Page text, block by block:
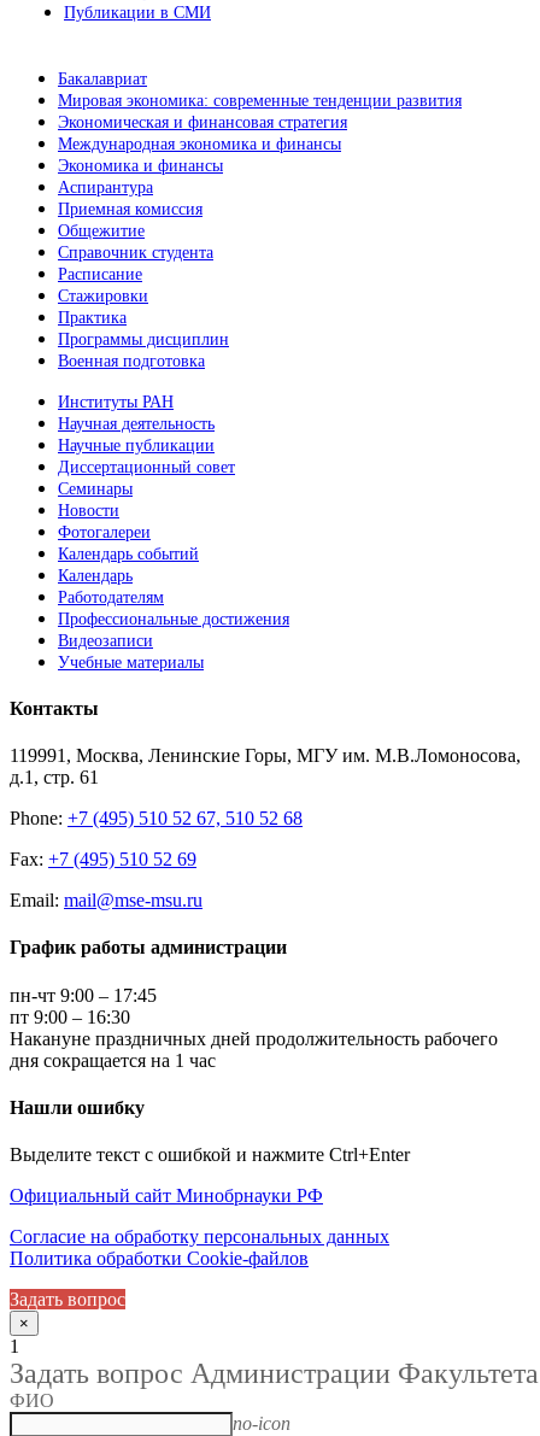
Публикации в СМИ
Бакалавриат
Мировая экономика: современные тенденции развития
Экономическая и финансовая стратегия
Международная экономика и финансы
Экономика и финансы
Аспирантура
Приемная комиссия
Общежитие
Справочник студента
Расписание
Стажировки
Практика
Программы дисциплин
Военная подготовка
Институты РАН
Научная деятельность
Научные публикации
Диссертационный совет
Семинары
Новости
Фотогалереи
Календарь событий
Календарь
Работодателям
Профессиональные достижения
Видеозаписи
Учебные материалы
Контакты
119991, Москва, Ленинские Горы, МГУ им. М.В.Ломоносова,
д.1, стр. 61
Phone: +7 (495) 510 52 67, 510 52 68
Fax: +7 (495) 510 52 69
Email: mail@mse-msu.ru
График работы администрации
пн-чт 9:00 – 17:45
пт 9:00 – 16:30
Накануне праздничных дней продолжительность рабочего
дня сокращается на 1 час
Нашли ошибку
Выделите текст с ошибкой и нажмите Ctrl+Enter
Официальный сайт Минобрнауки РФ
Согласие на обработку персональных данных
Политика обработки Cookie-файлов
Задать вопрос
×
1
Задать вопрос Администрации Факультета
ФИО
no-icon